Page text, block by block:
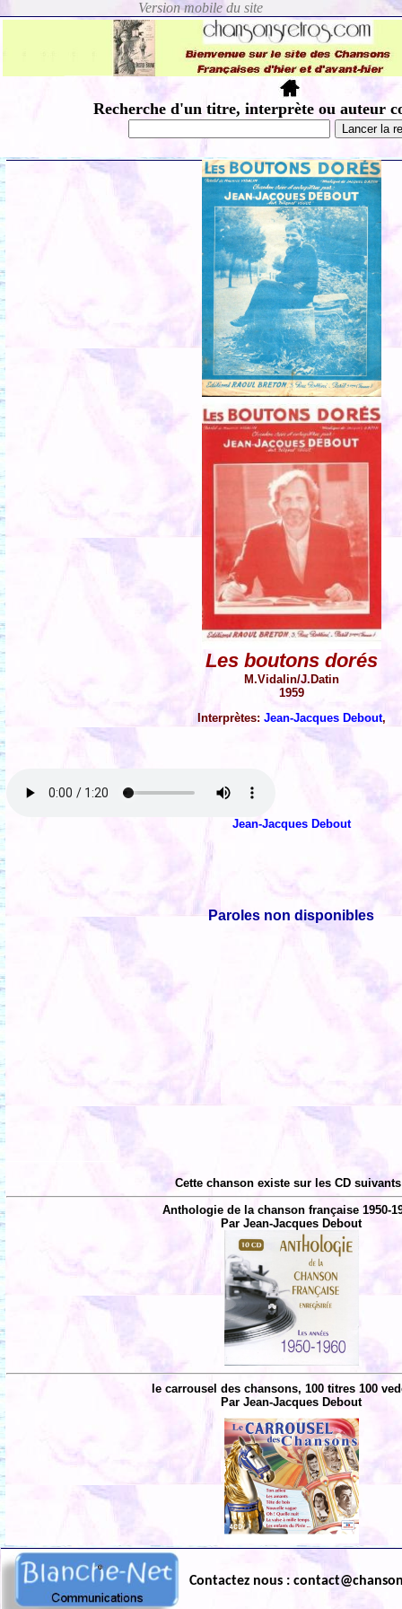
Recherche d'un titre, interprète ou auteur
Les boutons dorés
M.Vidalin/J.Datin
1959
Interprètes: Jean-Jacques Debout,
Jean-Jacques Debout
Paroles non disponibles
Cette chanson existe sur les CD
Anthologie de la chanson française 1950-
Par Jean-Jacques Debout
le carrousel des chansons, 100 titres 100
Par Jean-Jacques Debout
Contactez nous :